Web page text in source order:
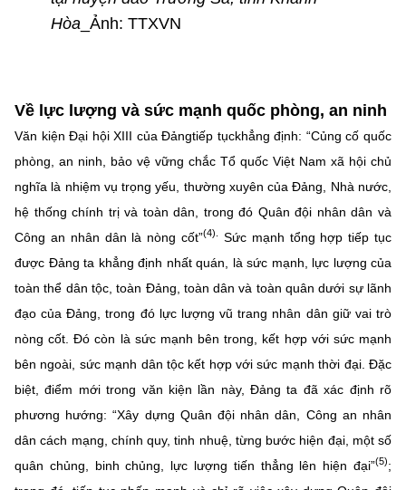
Hòa _Ảnh: TTXVN
Về lực lượng và sức mạnh quốc phòng, an ninh
Văn kiện Đại hội XIII của Đảngtiếp tụckhẳng định: “Củng cố quốc
phòng, an ninh, bảo vệ vững chắc Tổ quốc Việt Nam xã hội chủ
nghĩa là nhiệm vụ trọng yếu, thường xuyên của Đảng, Nhà nước,
hệ thống chính trị và toàn dân, trong đó Quân đội nhân dân và
Công an nhân dân là nòng cốt”(4).
Sức mạnh tổng hợp tiếp tục
được Đảng ta khẳng định nhất quán, là sức mạnh, lực lượng của
toàn thể dân tộc, toàn Đảng, toàn dân và toàn quân dưới sự lãnh
đạo của Đảng, trong đó lực lượng vũ trang nhân dân giữ vai trò
nòng cốt. Đó còn là sức mạnh bên trong, kết hợp với sức mạnh
bên ngoài, sức mạnh dân tộc kết hợp với sức mạnh thời đại. Đặc
biệt, điểm mới trong văn kiện lần này, Đảng ta đã xác định rõ
phương hướng: “Xây dựng Quân đội nhân dân, Công an nhân
dân cách mạng, chính quy, tinh nhuệ, từng bước hiện đại, một số
quân chủng, binh chủng, lực lượng tiến thẳng lên hiện đại”(5);